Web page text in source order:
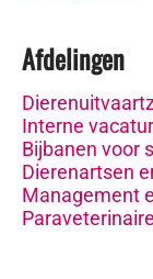
Afdelingen
Interne
Bijbanen voor
Dierenartsen
Management